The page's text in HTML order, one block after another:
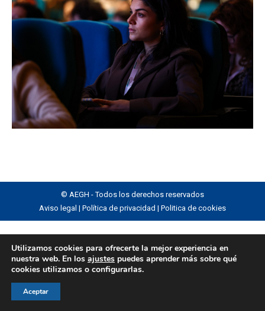
© AEGH - Todos los derechos reservados
Aviso legal | Política de privacidad | Politica de cookies
Utilizamos cookies para ofrecerte la mejor experiencia en
nuestra web. En los ajustes puedes aprender más sobre qué
cookies utilizamos o configurarlas.
Aceptar